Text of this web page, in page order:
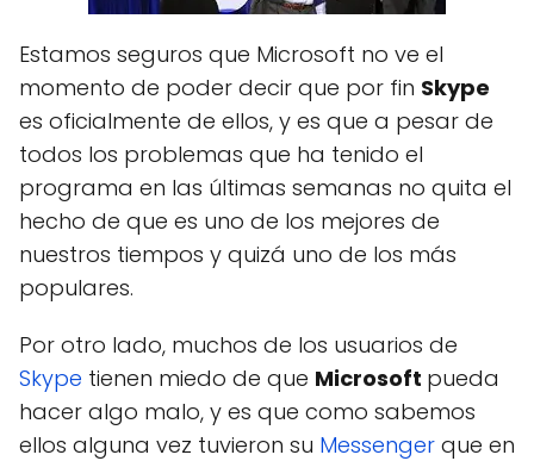
Estamos seguros que Microsoft no ve el
momento de poder decir que por fin Skype
es oficialmente de ellos, y es que a pesar de
todos los problemas que ha tenido el
programa en las últimas semanas no quita el
hecho de que es uno de los mejores de
nuestros tiempos y quizá uno de los más
populares.
Por otro lado, muchos de los usuarios de
Skype tienen miedo de que Microsoft pueda
hacer algo malo, y es que como sabemos
ellos alguna vez tuvieron su Messenger que en